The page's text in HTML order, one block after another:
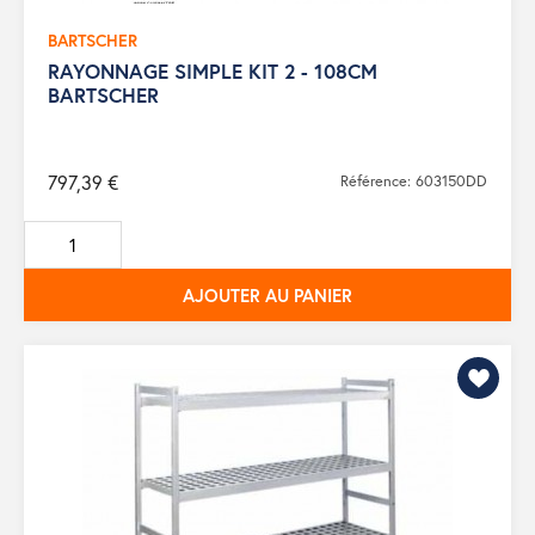
BARTSCHER
RAYONNAGE SIMPLE KIT 2 - 108CM
BARTSCHER
797,39 € Référence: 603150DD
AJOUTER AU PANIER